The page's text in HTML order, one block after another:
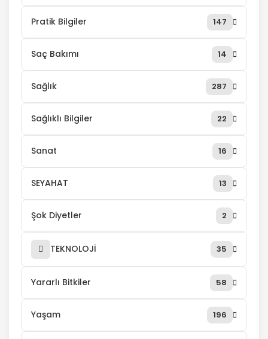
Pratik Bilgiler 147
Saç Bakımı 14
Sağlık 287
Sağlıklı Bilgiler 22
Sanat 16
SEYAHAT 13
Şok Diyetler 2
TEKNOLOJİ 35
Yararlı Bitkiler 58
Yaşam 196